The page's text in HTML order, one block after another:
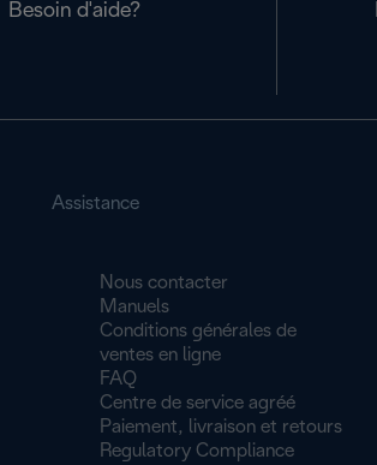
Besoin d'aide?
Assistance
Nous contacter
Manuels
Conditions générales de
ventes en ligne
FAQ
Centre de service agréé
Paiement, livraison et retours
Regulatory Compliance